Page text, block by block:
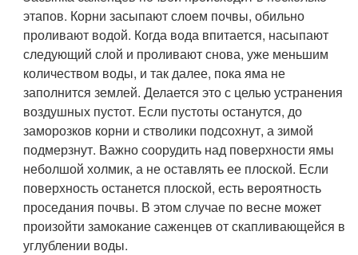
этапов. Корни засыпают слоем почвы, обильно
проливают водой. Когда вода впитается, насыпают
следующий слой и проливают снова, уже меньшим
количеством воды, и так далее, пока яма не
заполнится землей. Делается это с целью устранения
воздушных пустот. Если пустоты останутся, до
заморозков корни и стволики подсохнут, а зимой
подмерзнут. Важно соорудить над поверхности ямы
неболшой холмик, а не оставлять ее плоской. Если
поверхность останется плоской, есть вероятность
проседания почвы. В этом случае по весне может
произойти замокание саженцев от скапливающейся в
углублении воды.